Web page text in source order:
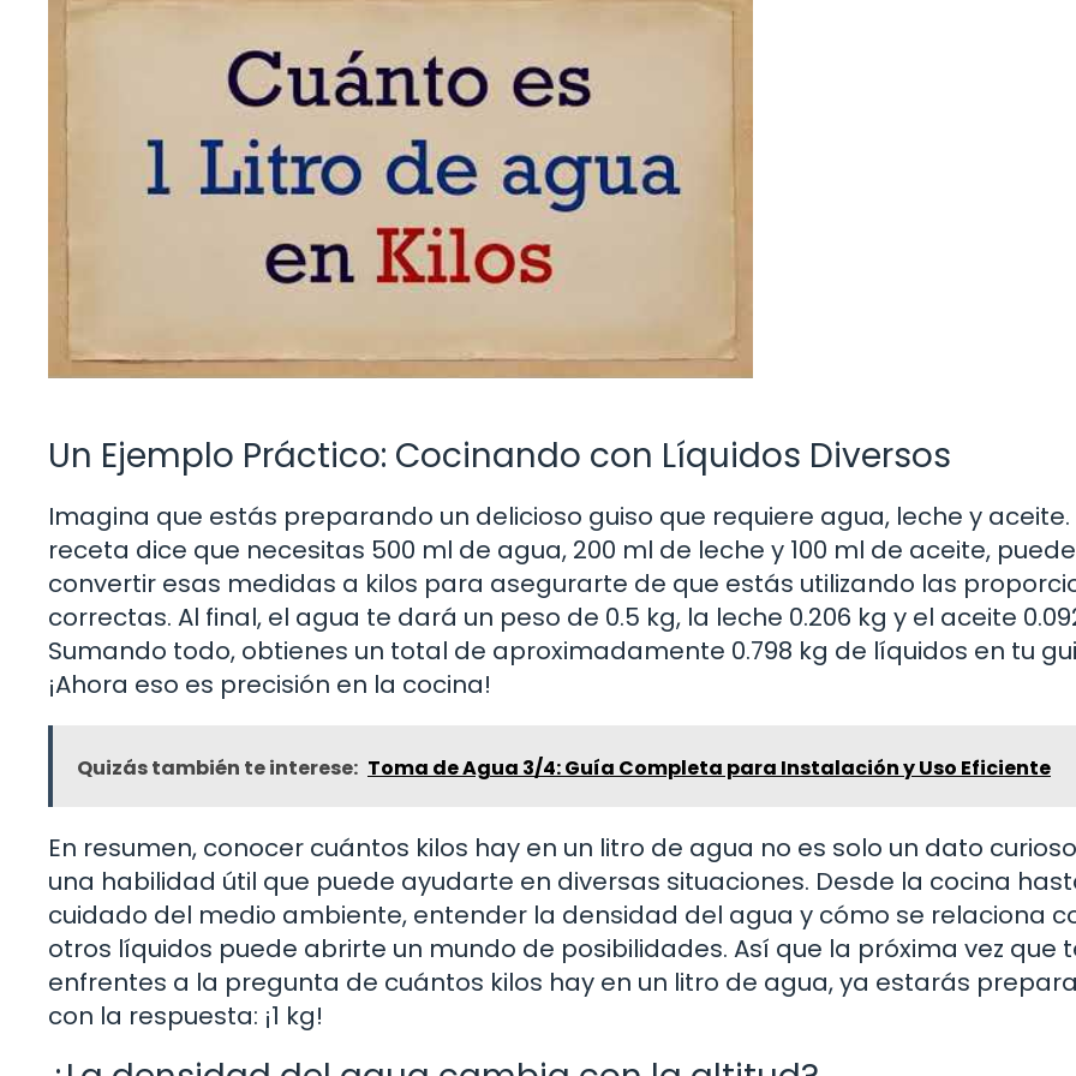
Un Ejemplo Práctico: Cocinando con Líquidos Diversos
Imagina que estás preparando un delicioso guiso que requiere agua, leche y aceite.
receta dice que necesitas 500 ml de agua, 200 ml de leche y 100 ml de aceite,
convertir esas medidas a kilos para asegurarte de que estás utilizando las
correctas. Al final, el agua te dará un peso de 0.5 kg, la leche 0.206 kg y el aceite
Sumando todo, obtienes un total de aproximadamente 0.798 kg de líquidos en tu
¡Ahora eso es precisión en la cocina!
Quizás también te interese: Toma de Agua 3/4: Guía Completa para Instalación y Uso Eficiente
En resumen, conocer cuántos kilos hay en un litro de agua no es solo un dato
una habilidad útil que puede ayudarte en diversas situaciones. Desde la cocina
cuidado del medio ambiente, entender la densidad del agua y cómo se relaciona
otros líquidos puede abrirte un mundo de posibilidades. Así que la próxima vez que
enfrentes a la pregunta de cuántos kilos hay en un litro de agua, ya estarás
con la respuesta: ¡1 kg!